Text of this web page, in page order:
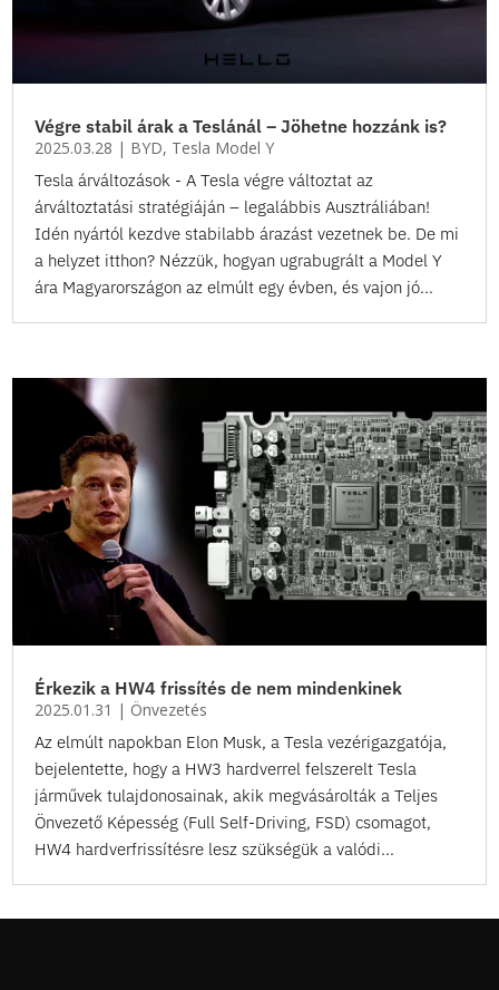
Végre stabil árak a Teslánál – Jöhetne hozzánk is?
2025.03.28 | BYD, Tesla Model Y
Tesla árváltozások - A Tesla végre változtat az
árváltoztatási stratégiáján – legalábbis Ausztráliában!
Idén nyártól kezdve stabilabb árazást vezetnek be. De mi
a helyzet itthon? Nézzük, hogyan ugrabugrált a Model Y
ára Magyarországon az elmúlt egy évben, és vajon jó...
Érkezik a HW4 frissítés de nem mindenkinek
2025.01.31 | Önvezetés
Az elmúlt napokban Elon Musk, a Tesla vezérigazgatója,
bejelentette, hogy a HW3 hardverrel felszerelt Tesla
járművek tulajdonosainak, akik megvásárolták a Teljes
Önvezető Képesség (Full Self-Driving, FSD) csomagot,
HW4 hardverfrissítésre lesz szükségük a valódi...